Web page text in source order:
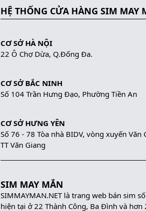
HỆ THỐNG CỬA HÀNG SIM MAY
CƠ SỞ HÀ NỘI
22 Ô Chợ Dừa, Q.Đống Đa.
CƠ SỞ BẮC NINH
Số 104 Trần Hưng Đạo, Phường Tiền An
CƠ SỞ HƯNG YÊN
Số 76 - 78 Tòa nhà BIDV, vòng xuyến Văn
TT Văn Giang
SIM MAY MẮN
SIMMAYMAN.NET là trang web bán sim
hiện tại ở 22 Thành Công, Ba Đình và hơn